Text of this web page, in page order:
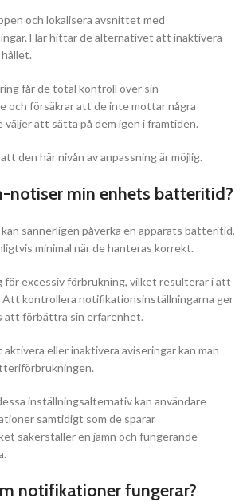
och lokalisera avsnittet med
Här hittar de alternativet att inaktivera
får de total kontroll över sin
och försäkrar att de inte mottar några
väljer att sätta på dem igen i framtiden.
den här nivån av anpassning är möjlig.
notiser min enhets batteritid?
sannerligen påverka en apparats batteritid,
minimal när de hanteras korrekt.
för excessiv förbrukning, vilket resulterar i att
kontrollera notifikationsinställningarna ger
att förbättra sin erfarenhet.
eller inaktivera aviseringar kan man
inställningsalternativ kan användare
samtidigt som de sparar
säkerställer en jämn och fungerande
notifikationer fungerar?